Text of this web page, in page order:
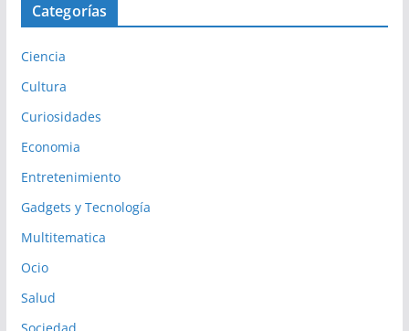
Categorías
Ciencia
Cultura
Curiosidades
Economia
Entretenimiento
Gadgets y Tecnología
Multitematica
Ocio
Salud